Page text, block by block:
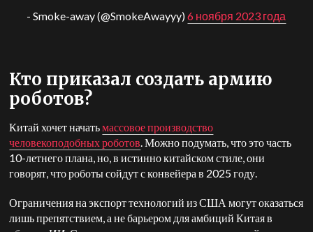
- Smoke-away (@SmokeAwayyy)6 ноября 2023 года
Кто приказал создать армию
роботов?
Китай хочет начатьмассовое производство
человекоподобных роботов. Можно подумать, что это часть
10-летнего плана, но, в истинно китайском стиле, они
говорят, что роботы сойдут с конвейера в 2025 году.
Ограничения на экспорт технологий из США могут оказаться
лишь препятствием, а не барьером для амбиций Китая в